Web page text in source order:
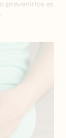
prevenirlos es